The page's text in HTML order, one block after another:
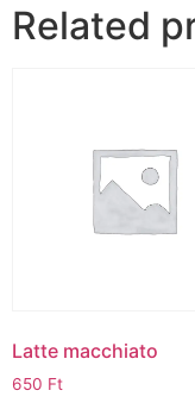
Related
Latte macchiato
650 Ft